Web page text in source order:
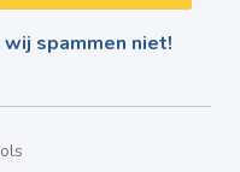
spammen niet!